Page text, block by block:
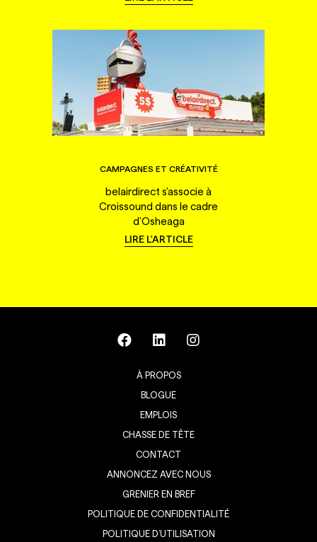
CAMPAGNES ET CRÉATIVITÉ
belairdirect s'associe à
Croissound dans le cadre
d'Osheaga
LIRE L'ARTICLE
À PROPOS
BLOGUE
EMPLOIS
CHASSE DE TÊTE
CONTACT
ANNONCEZ AVEC NOUS
GRENIER EN BREF
POLITIQUE DE CONFIDENTIALITÉ
POLITIQUE D’UTILISATION